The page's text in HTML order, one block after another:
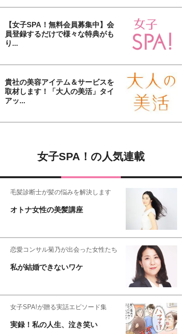
【女子SPA！無料会員募集中】会
員登録するだけで様々な特典がも
り...
貴社の美容アイテム＆サービスを
取材します！「大人の美活」タイ
アッ...
女子SPA！の人気連載
毛髪診断士が髪の悩みを解決します
オトナ女性の美髪講座
恋愛コンサル菊乃が出会った女性たち
私が結婚できないワケ
女子SPA!が贈る実話エピソード集
実録！私の人生、泣き笑い